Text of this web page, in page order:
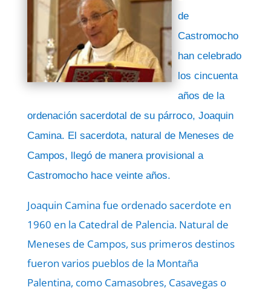
de
Castromocho
han celebrado
los cincuenta
años de la
ordenación sacerdotal de su párroco, Joaquin
Camina. El sacerdota, natural de Meneses de
Campos, llegó de manera provisional a
Castromocho hace veinte años.
Joaquin Camina fue ordenado sacerdote en
1960 en la Catedral de Palencia. Natural de
Meneses de Campos, sus primeros destinos
fueron varios pueblos de la Montaña
Palentina, como Camasobres, Casavegas o